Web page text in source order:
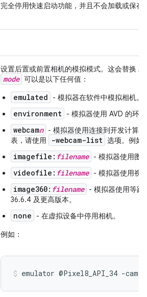
完全停用快速启动功能，并且不会加载或保存
设置后置或前置相机的模拟模式。这会替换
mode 可以是以下任何值：
emulated - 模拟器在软件中模拟相机。
environment - 模拟器使用 AVD 的环
webcamn - 模拟器使用连接到开发计算
表，请使用
-webcam-list 选项。例如
imagefile: filename - 模拟器使用图
videofile: filename - 模拟器使用视
image360: filename - 模拟器使用等距
36.6.4 及更高版本。
none
- 在虚拟设备中停用相机。
例如：
emulator @Pixel8_API_34 -